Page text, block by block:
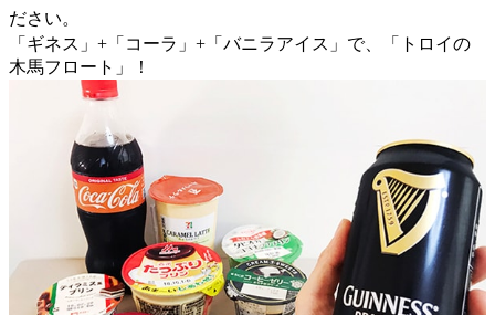
ださい。
「ギネス」+「コーラ」+「バニラアイス」で、「トロイの
木馬フロート」！